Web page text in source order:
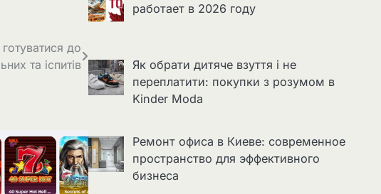
до
та іспитів
работает в 2026 году
Як обрати дитяче взуття і не
переплатити: покупки з розумом в
Kinder Moda
Ремонт офиса в Киеве: современное
пространство для эффективного
бизнеса